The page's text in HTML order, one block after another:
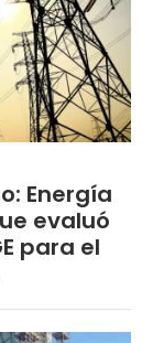
Energía
evaluó
para el